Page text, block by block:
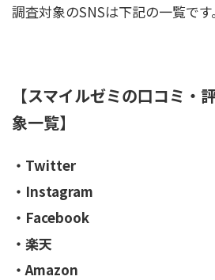
調査対象のSNSは下記の一覧です。
【スマイルゼミの口コミ・
象一覧】
・Twitter
・Instagram
・Facebook
・楽天
・Amazon